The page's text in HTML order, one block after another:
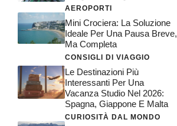
AEROPORTI
Mini Crociera: La Soluzione
Ideale Per Una Pausa Breve,
Ma Completa
CONSIGLI DI VIAGGIO
Le Destinazioni Più
Interessanti Per Una
Vacanza Studio Nel 2026:
Spagna, Giappone E Malta
CURIOSITÀ DAL MONDO